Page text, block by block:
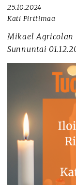
25.10.2024
Kati Pirttimaa
Mikael Agricolan
Sunnuntai